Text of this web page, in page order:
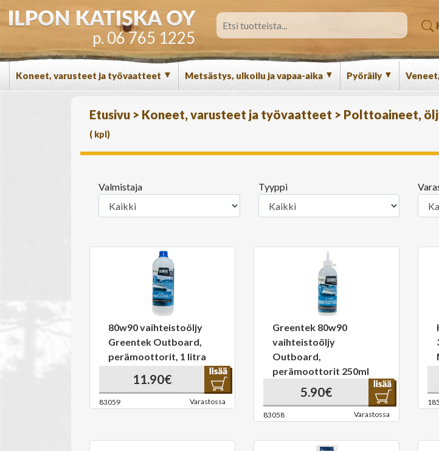
p. 06 765 1225
Koneet, varusteet ja työvaatteet ▼ Metsästys, ulkoilu ja vapaa-aika ▼ Pyöräily ▼
Etusivu > Koneet, varusteet ja työvaatteet > Polttoaineet,
( kpl)
Valmistaja Tyyppi
80w90 vaihteistoöljy
Greentek Outboard,
perämoottorit, 1 litra
11.90€
83059 Varastossa
Greentek 80w90
vaihteistoöljy
Outboard,
perämoottorit 250ml
5.90€
83058 Varastossa